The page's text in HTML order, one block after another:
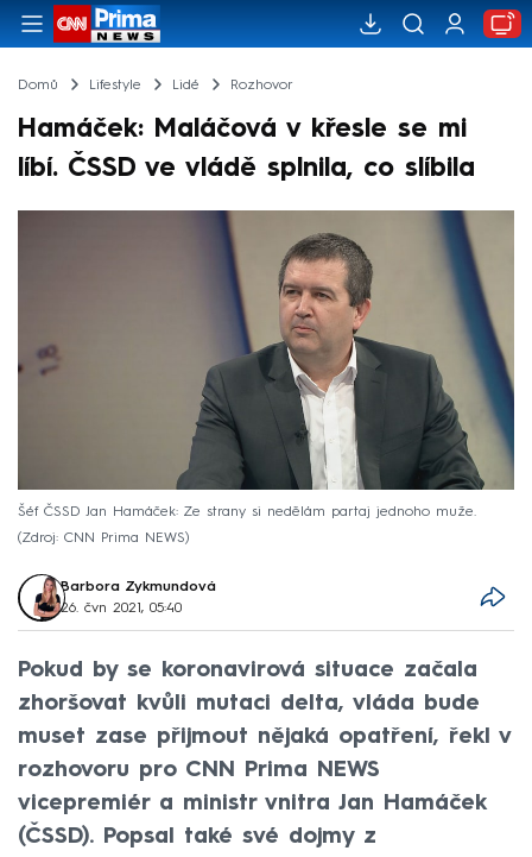
Domů Lifestyle Lidé Rozhovor
Hamáček: Maláčová v křesle se mi
líbí. ČSSD ve vládě splnila, co slíbila
Šéf ČSSD Jan Hamáček: Ze strany si nedělám partaj jednoho muže.
Zdroj: CNN Prima NEWS
Barbora Zykmundová
26. čvn 2021, 05:40
Pokud by se koronavirová situace začala
zhoršovat kvůli mutaci delta, vláda bude
muset zase přijmout nějaká opatření, řekl v
rozhovoru pro CNN Prima NEWS
vicepremiér a ministr vnitra Jan Hamáček
(ČSSD). Popsal také své dojmy z